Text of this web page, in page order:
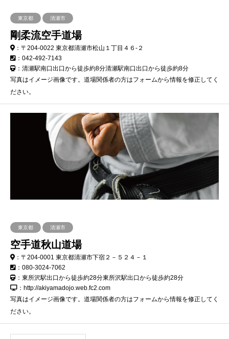
東京都 清瀬市
剛柔流空手道場
：〒204-0022 東京都清瀬市松山１丁目４６-２
：042-492-7143
：清瀬駅南口出口から徒歩約8分清瀬駅南口出口から徒歩約8分
写真はイメージ画像です。道場関係者の方はフォームから情報を修正してく
ださい。
東京都 清瀬市
空手道秋山道場
：〒204-0001 東京都清瀬市下宿２－５２４－１
：080-3024-7062
：東所沢駅出口から徒歩約28分東所沢駅出口から徒歩約28分
：http://akiyamadojo.web.fc2.com
写真はイメージ画像です。道場関係者の方はフォームから情報を修正してく
ださい。